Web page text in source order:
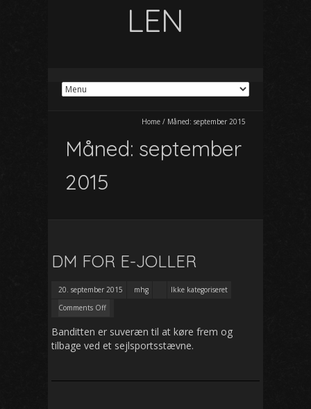
LEN
Home / Måned: september 2015
Måned: september
2015
DM FOR E-JOLLER
20. september 2015 mhg
Ikke kategoriseret
Comments Off
Banditten er suveræn til at køre frem og
tilbage ved et sejlsportsstævne.